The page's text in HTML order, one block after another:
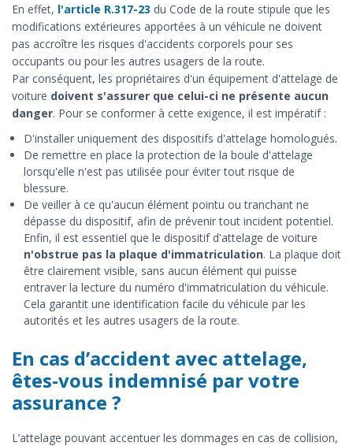
En effet, l'article R.317-23 du Code de la route stipule que les
modifications extérieures apportées à un véhicule ne doivent
pas accroître les risques d'accidents corporels pour ses
occupants ou pour les autres usagers de la route.
Par conséquent, les propriétaires d'un équipement d'attelage de
voiture doivent s'assurer que celui-ci ne présente aucun
danger. Pour se conformer à cette exigence, il est impératif :
D'installer uniquement des dispositifs d'attelage homologués.
De remettre en place la protection de la boule d'attelage
lorsqu'elle n'est pas utilisée pour éviter tout risque de
blessure.
De veiller à ce qu'aucun élément pointu ou tranchant ne
dépasse du dispositif, afin de prévenir tout incident potentiel.
Enfin, il est essentiel que le dispositif d'attelage de voiture
n'obstrue pas la plaque d'immatriculation. La plaque doit
être clairement visible, sans aucun élément qui puisse
entraver la lecture du numéro d'immatriculation du véhicule.
Cela garantit une identification facile du véhicule par les
autorités et les autres usagers de la route.
En cas d’accident avec attelage,
êtes-vous indemnisé par votre
assurance ?
L’attelage pouvant accentuer les dommages en cas de collision,